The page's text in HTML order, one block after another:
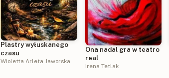
Plastry wyłuskanego
czasu
Wioletta Arleta Jaworska
Ona nadal gra w teatro
real
Irena Tetlak